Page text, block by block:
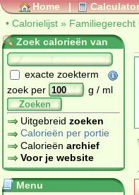
Home |
• Calorielijst » Familiegerecht
Zoek calorieën van
exacte zoekterm
zoek per
g / ml
Zoeken
Uitgebreid zoeken
Calorieën per portie
Calorieën archief
Voor je website
Menu